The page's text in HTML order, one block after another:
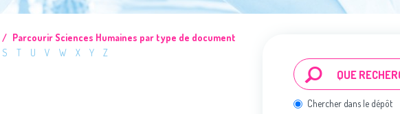
Parcourir Sciences Humaines par type de document
S T U V W X Y Z
Chercher dans le dépôt